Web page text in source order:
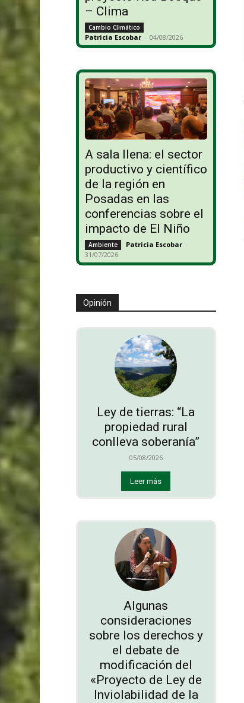
– Clima
Cambio Climático
Patricia Escobar - 04/08/2026
A sala llena: el sector
productivo y científico
de la región en
Posadas en las
conferencias sobre el
impacto de El Niño
Ambiente Patricia Escobar -
31/07/2026
Opinión
Ley de tierras: “La
propiedad rural
conlleva soberanía”
05/08/2026
Leer más
Algunas
consideraciones
sobre los derechos y
el debate de
modificación del
«Proyecto de Ley de
Inviolabilidad de la